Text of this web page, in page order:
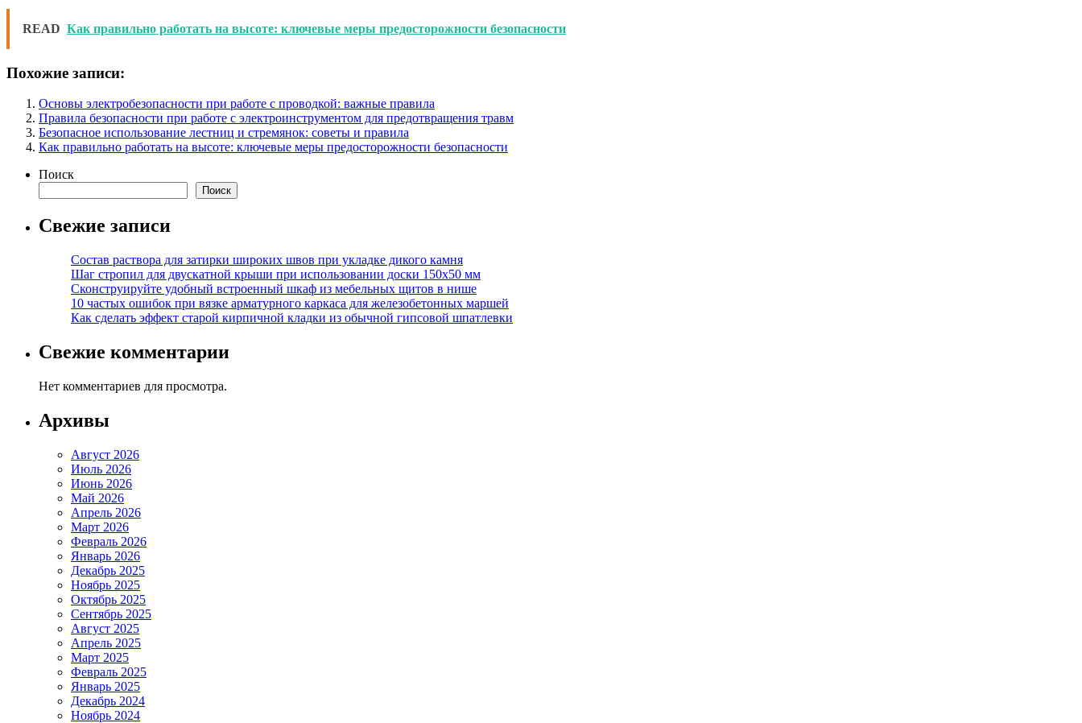
READ Как правильно работать на высоте: ключевые меры предосторожности безопасности
Похожие записи:
Основы электробезопасности при работе с проводкой: важные правила
Правила безопасности при работе с электроинструментом для предотвращения травм
Безопасное использование лестниц и стремянок: советы и правила
Как правильно работать на высоте: ключевые меры предосторожности безопасности
Поиск
Поиск
Свежие записи
Состав раствора для затирки широких швов при укладке дикого камня
Шаг стропил для двускатной крыши при использовании доски 150х50 мм
Сконструируйте удобный встроенный шкаф из мебельных щитов в нише
10 частых ошибок при вязке арматурного каркаса для железобетонных маршей
Как сделать эффект старой кирпичной кладки из обычной гипсовой шпатлевки
Свежие комментарии
Нет комментариев для просмотра.
Архивы
Август 2026
Июль 2026
Июнь 2026
Май 2026
Апрель 2026
Март 2026
Февраль 2026
Январь 2026
Декабрь 2025
Ноябрь 2025
Октябрь 2025
Сентябрь 2025
Август 2025
Апрель 2025
Март 2025
Февраль 2025
Январь 2025
Декабрь 2024
Ноябрь 2024